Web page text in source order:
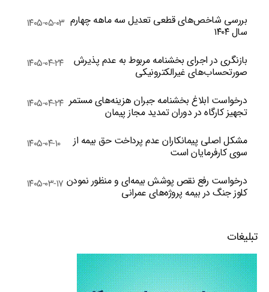
بررسی شاخص‌های قطعی تعدیل سه ماهه چهارم
سال ۱۴۰۴
۱۴۰۵-۰۵-۰۳
بازنگری در اجرای بخشنامه مربوط به عدم پذیرش
صورتحساب‌های غیرالکترونیکی
۱۴۰۵-۰۴-۲۴
درخواست ابلاغ بخشنامه جبران هزینه‌های مستمر
تجهیز کارگاه در دوران تمدید مجاز پیمان
۱۴۰۵-۰۴-۲۴
مشکل اصلی پیمانکاران عدم پرداخت حق بیمه از
سوی کارفرمایان است
۱۴۰۵-۰۴-۱۰
درخواست رفع نقص پوشش بیمه‌ای و منظور نمودن
کلوز جنگ در بیمه پروژه‌های عمرانی
۱۴۰۵-۰۳-۱۷
تبلیغات